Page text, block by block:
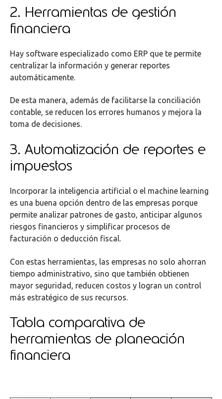
2. Herramientas de gestión
financiera
Hay software especializado como ERP que te permite
centralizar la información y generar reportes
automáticamente.
De esta manera, además de facilitarse la conciliación
contable, se reducen los errores humanos y mejora la
toma de decisiones.
3. Automatización de reportes e
impuestos
Incorporar la inteligencia artificial o el machine learning
es una buena opción dentro de las empresas porque
permite analizar patrones de gasto, anticipar algunos
riesgos financieros y simplificar procesos de
facturación o deducción fiscal.
Con estas herramientas, las empresas no solo ahorran
tiempo administrativo, sino que también obtienen
mayor seguridad, reducen costos y logran un control
más estratégico de sus recursos.
Tabla comparativa de
herramientas de planeación
financiera